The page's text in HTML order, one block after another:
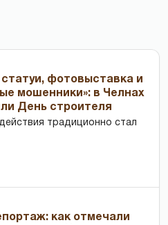
фотовыставка и
мошенники»: в Челнах
День строителя
традиционно стал
как отмечали